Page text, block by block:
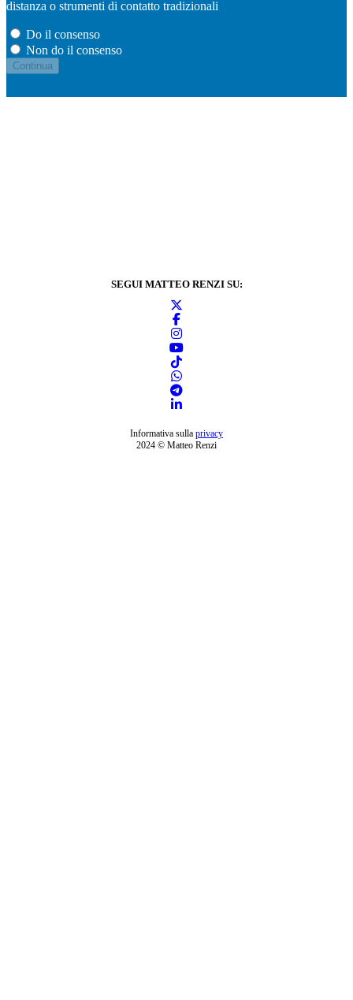
distanza o strumenti di contatto tradizionali
Do il consenso
Non do il consenso
SEGUI MATTEO RENZI SU:
Informativa sulla privacy
2024 © Matteo Renzi